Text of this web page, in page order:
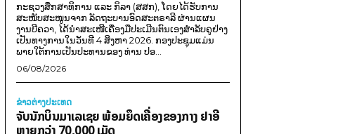
ກະຊວງສຶກສາທິການ ແລະ ກິລາ (ສສກ), ໂດຍໄດ້ຮັບການ
ສະໜັບສະໜູນຈາກ ລັດຖະບານອົດສະຕຣາລີ ຜ່ານແຜນ
ງານບີຄວາ, ໄດ້ນຳສະເໜີເຄື່ອງມືປະເມີນຕົນເອງສຳລັບຄູຢ່າງ
ເປັນທາງການໃນວັນທີ 4 ສິງຫາ 2026. ກອງປະຊຸມແມ່ນ
ພາຍໃຕ້ການເປັນປະທານຂອງ ທ່ານ ປອ...
06/08/2026
ຂ່າວຕ່າງປະເທດ
ຈັບນັກບິນມາເລເຊຍ ພ້ອມຍຶດເຄື່ອງຂອງກາງ ຢາອີ
ຫຼາຍກວ່າ 70,000 ເມັດ